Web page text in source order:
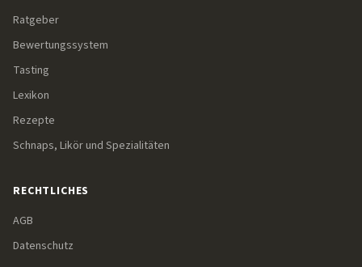
Ratgeber
Bewertungssystem
Tasting
Lexikon
Rezepte
Schnaps, Likör und Spezialitäten
RECHTLICHES
AGB
Datenschutz